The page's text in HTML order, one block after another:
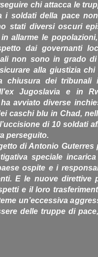
chi attacca le
i soldati della pace
stati diversi oscuri
allarme le
dai governanti
non sono in grado
alla giustizia
chiusura dei tribunali
Jugoslavia e in
avviato diverse
caschi blu in Chad,
di 10 soldati
perseguito.
di Antonio Guterres
speciale
ospite e i
E le nuove direttive
e il loro
un’eccessiva
delle truppe di